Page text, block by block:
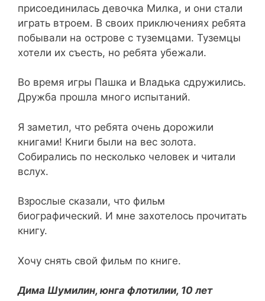
присоединилась девочка Милка, и они стали
играть втроем. В своих приключениях ребята
побывали на острове с туземцами. Туземцы
хотели их съесть, но ребята убежали.
Во время игры Пашка и Владька сдружились.
Дружба прошла много испытаний.
Я заметил, что ребята очень дорожили
книгами! Книги были на вес золота.
Собирались по несколько человек и читали
вслух.
Взрослые сказали, что фильм
биографический. И мне захотелось прочитать
книгу.
Хочу снять свой фильм по книге.
Дима Шумилин, юнга флотилии, 10 лет